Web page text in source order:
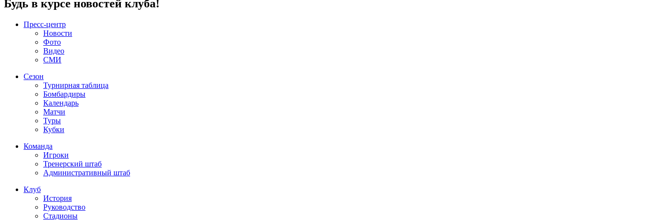
Будь в курсе новостей клуба!
Пресс-центр
Новости
Фото
Видео
СМИ
Сезон
Турнирная таблица
Бомбардиры
Календарь
Матчи
Туры
Кубки
Команда
Игроки
Тренерский штаб
Административный штаб
Клуб
История
Руководство
Стадионы